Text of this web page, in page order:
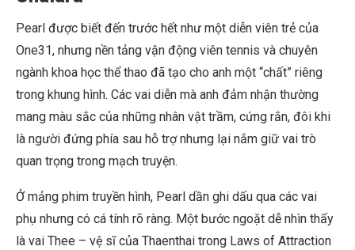
Pearl được biết đến trước hết như một diễn viên trẻ của
One31, nhưng nền tảng vận động viên tennis và chuyên
ngành khoa học thể thao đã tạo cho anh một “chất” riêng
trong khung hình. Các vai diễn mà anh đảm nhận thường
mang màu sắc của những nhân vật trầm, cứng rắn, đôi khi
là người đứng phía sau hỗ trợ nhưng lại nắm giữ vai trò
quan trọng trong mạch truyện.
Ở mảng phim truyền hình, Pearl dần ghi dấu qua các vai
phụ nhưng có cá tính rõ ràng. Một bước ngoặt dễ nhìn thấy
là vai Thee – vệ sĩ của Thaenthai trong Laws of Attraction